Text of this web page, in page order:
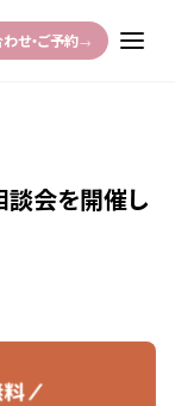
せ・ご予約→
談会を開催し